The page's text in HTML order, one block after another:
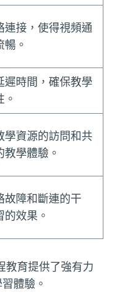
連接，使得視頻通
。
遲時間，確保教學
學資源的訪問和共
學體驗。
故障和斷連的干
效果。
教育提供了強有力
體驗。